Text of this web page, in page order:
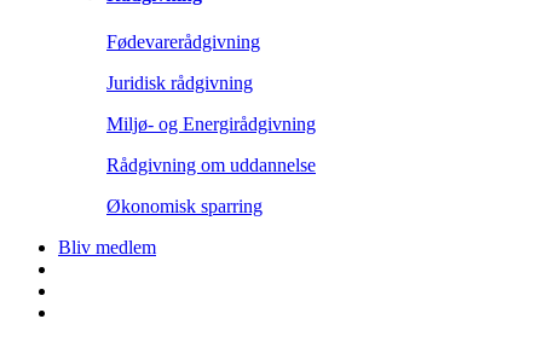
Fødevarerådgivning
Juridisk rådgivning
Miljø- og Energirådgivning
Rådgivning om uddannelse
Økonomisk sparring
Bliv medlem